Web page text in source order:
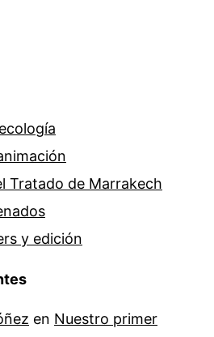
Tratado de Marrakech
y edición
en Nuestro primer